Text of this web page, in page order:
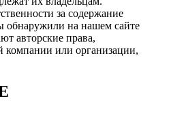
за содержание
обнаружили на нашем сайте
авторские права,
или организации,